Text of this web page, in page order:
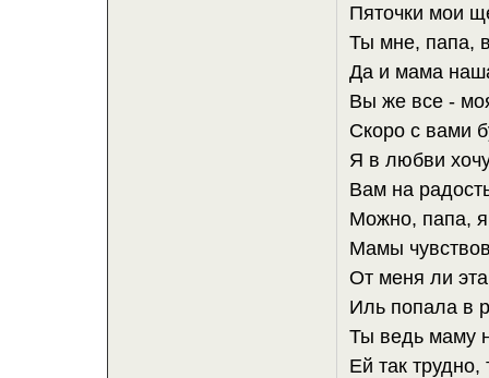
Пяточки мои
Ты мне, папа,
Да и мама
Вы же все -
Скоро с вами
Я в любви
Вам на
Можно, папа,
Мамы
От меня ли
Иль попала в
Ты ведь маму
Ей так